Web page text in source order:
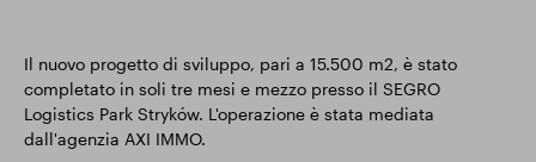
Il nuovo progetto di sviluppo, pari a 15.500 m2, è stato
completato in soli tre mesi e mezzo presso il SEGRO
Logistics Park Stryków. L'operazione è stata mediata
dall'agenzia AXI IMMO.